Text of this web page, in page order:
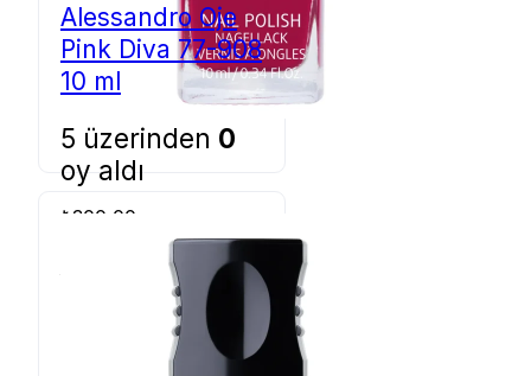
Alessandro Oje
Pink Diva 77-908
10 ml
5 üzerinden 0
oy aldı
₺ 300,00
Sepete Ekle